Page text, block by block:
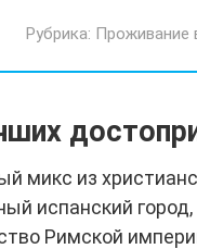
Рубрика: Проживание
микс из
испанский
Римской